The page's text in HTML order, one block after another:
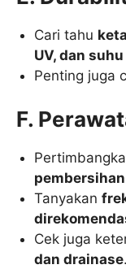
Cari tahu
UV, dan
Penting juga
F.
pembersihan
Tanyakan
Cek juga
dan drainase.